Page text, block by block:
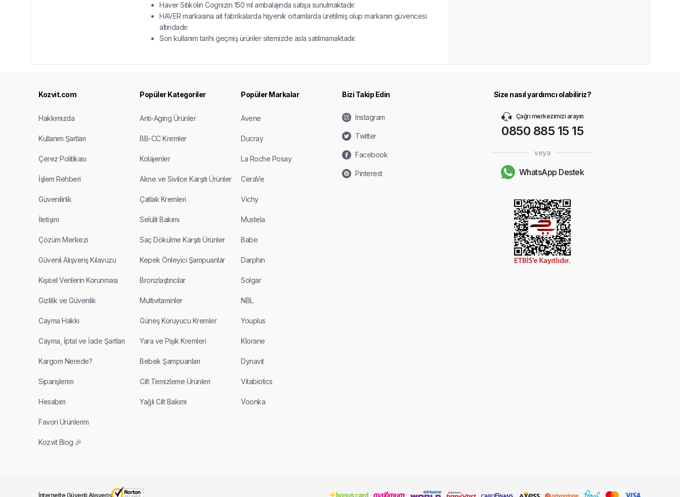
Haver Sitikolin Cognizin 150 ml ambalajında satışa sunulmaktadır.
HAVER markasına ait fabrikalarda hijyenik ortamlarda üretilmiş olup markanın güvencesi
altındadır.
Son kullanım tarihi geçmiş ürünler sitemizde asla satılmamaktadır.
Kozvit.com
Hakkımızda
Kullanım Şartları
Çerez Politikası
İşlem Rehberi
Güvenilirlik
İletişim
Çözüm Merkezi
Güvenli Alışveriş Kılavuzu
Kişisel Verilerin Korunması
Gizlilik ve Güvenlik
Cayma Hakkı
Cayma, İptal ve İade Şartları
Kargom Nerede?
Siparişlerim
Hesabım
Favori Ürünlerim
Kozvit Blog 🎉
Popüler Kategoriler
Anti-Aging Ürünler
BB-CC Kremler
Kolajenler
Akne ve Sivilce Karşıtı Ürünler
Çatlak Kremleri
Selülit Bakımı
Saç Dökülme Karşıtı Ürünler
Kepek Önleyici Şampuanlar
Bronzlaştırıcılar
Multivitaminler
Güneş Koruyucu Kremler
Yara ve Pişik Kremleri
Bebek Şampuanları
Cilt Temizleme Ürünleri
Yağlı Cilt Bakımı
Popüler Markalar
Avene
Ducray
La Roche Posay
CeraVe
Vichy
Mustela
Babe
Darphin
Solgar
NBL
Youplus
Klorane
Dynavit
Vitabiotics
Voonka
Bizi Takip Edin
Instagram
Twitter
Facebook
Pinterest
Size nasıl yardımcı olabiliriz?
Çağrı merkezimizi arayın
0850 885 15 15
veya
WhatsApp Destek
İnternette Güvenli Alışveriş